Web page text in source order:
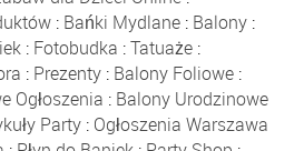
: Bańki Mydlane : Balony :
: Fotobudka :Tatuaże:
: Prezenty : Balony Foliowe :
Ogłoszenia : Balony Urodzinowe
Party : Ogłoszenia Warszawa